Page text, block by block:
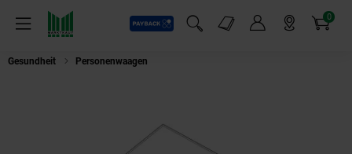
Menü
Payback
Suchfeld einblenden
Markt-Angebote 0
Artikel
Gesundheit Personenwaagen